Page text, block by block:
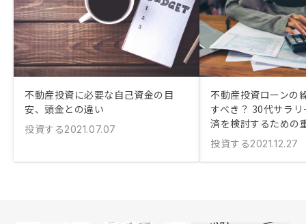
不動産投資に必要な自己資金の目
安、頭金との違い
投資する2021.07.07
不動産投資ローンの
すべき？ 30代サラ
済を検討するための
投資する2021.12.27